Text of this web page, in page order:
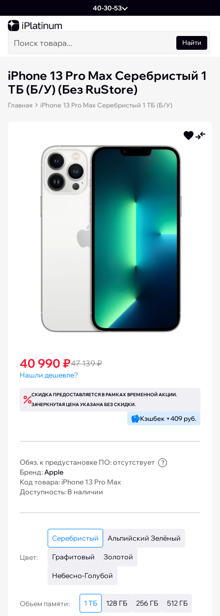
40-30-53
Найти
iPhone 13 Pro Max Серебристый 1
ТБ (Б/У) (Без RuStore)
Главная iPhone 13 Pro Max Серебристый 1 ТБ (Б/У)
40 990 ₽47 139 ₽
Нашли дешевле?
СКИДКА ПРЕДОСТАВЛЯЕТСЯ В РАМКАХ ВРЕМЕННОЙ АКЦИИ.
ЗАЧЕРКНУТАЯ ЦЕНА УКАЗАНА БЕЗ СКИДКИ.
Кэшбек +409 руб.
Обяз. к предустановке ПО: отсутствует ?
Бренд:Apple
Код товара: iPhone 13 Pro Max
Доступность: В наличии
Цвет:
Серебристый Альпийский Зелёный
Графитовый Золотой
Небесно-Голубой
Объем памяти: 1 ТБ 128 ГБ 256 ГБ 512 ГБ